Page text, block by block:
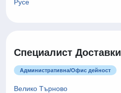
Русе
Специалист Доставки
Административна/Oфис дейност
Велико Търново